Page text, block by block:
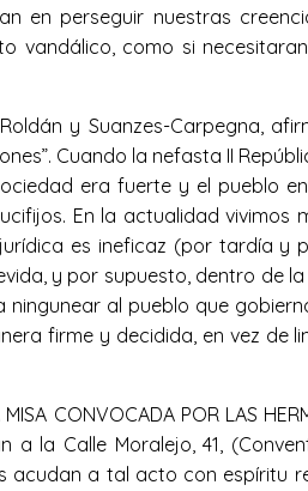
en perseguir nuestras
vandálico, como si
y Suanzes-Carpegna,
Cuando la nefasta II
era fuerte y el pueblo
En la actualidad vivimos
es ineficaz (por tardía y
y por supuesto, dentro de
al pueblo que
firme y decidida, en vez de
CONVOCADA POR LAS
la Calle Moralejo, 41,
acudan a tal acto con espíritu